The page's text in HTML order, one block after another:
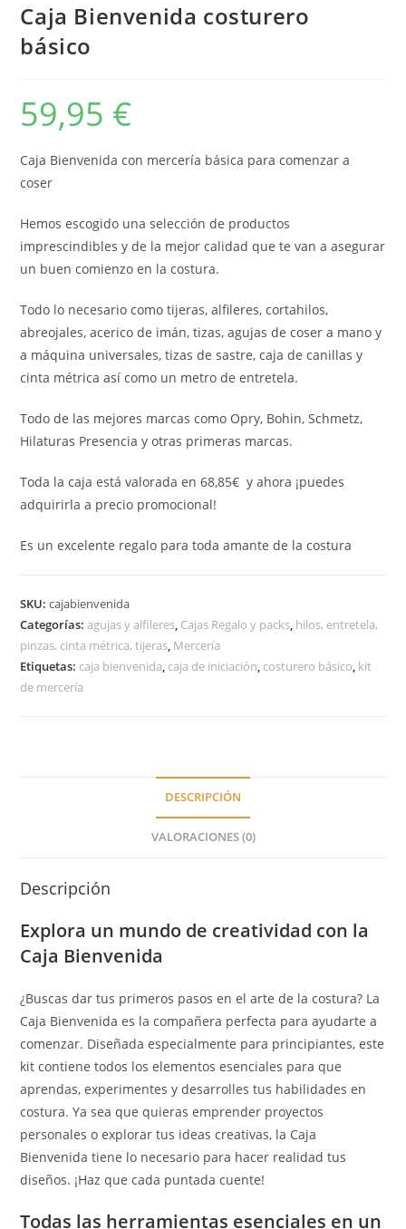
Caja Bienvenida costurero
básico
59,95 €
Caja Bienvenida con mercería básica para comenzar a
coser
Hemos escogido una selección de productos
imprescindibles y de la mejor calidad que te van a asegurar
un buen comienzo en la costura.
Todo lo necesario como tijeras, alfileres, cortahilos,
abreojales, acerico de imán, tizas, agujas de coser a mano y
a máquina universales, tizas de sastre, caja de canillas y
cinta métrica así como un metro de entretela.
Todo de las mejores marcas como Opry, Bohin, Schmetz,
Hilaturas Presencia y otras primeras marcas.
Toda la caja está valorada en 68,85€ y ahora ¡puedes
adquirirla a precio promocional!
Es un excelente regalo para toda amante de la costura
SKU:cajabienvenida
Categorías:agujas y alfileres, Cajas Regalo y packs, hilos, entretela,
pinzas, cinta métrica, tijeras, Mercería
Etiquetas: caja bienvenida, caja de iniciación, costurero básico, kit
de mercería
DESCRIPCIÓN
VALORACIONES (0)
Descripción
Explora un mundo de creatividad con la
Caja Bienvenida
¿Buscas dar tus primeros pasos en el arte de la costura? La
Caja Bienvenida es la compañera perfecta para ayudarte a
comenzar. Diseñada especialmente para principiantes, este
kit contiene todos los elementos esenciales para que
aprendas, experimentes y desarrolles tus habilidades en
costura. Ya sea que quieras emprender proyectos
personales o explorar tus ideas creativas, la Caja
Bienvenida tiene lo necesario para hacer realidad tus
diseños. ¡Haz que cada puntada cuente!
Todas las herramientas esenciales en un